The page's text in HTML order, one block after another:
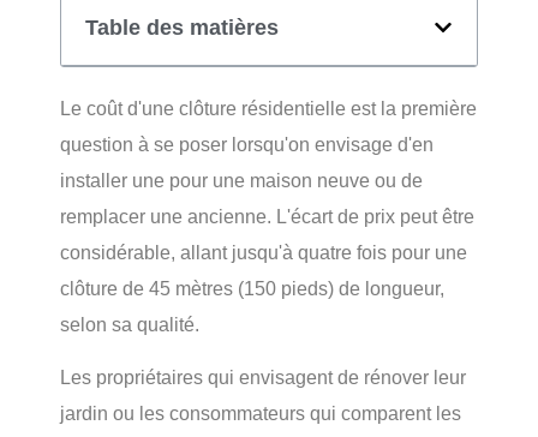
Table des matières
Le coût d'une clôture résidentielle est la première
question à se poser lorsqu'on envisage d'en
installer une pour une maison neuve ou de
remplacer une ancienne. L'écart de prix peut être
considérable, allant jusqu'à quatre fois pour une
clôture de 45 mètres (150 pieds) de longueur,
selon sa qualité.
Les propriétaires qui envisagent de rénover leur
jardin ou les consommateurs qui comparent les